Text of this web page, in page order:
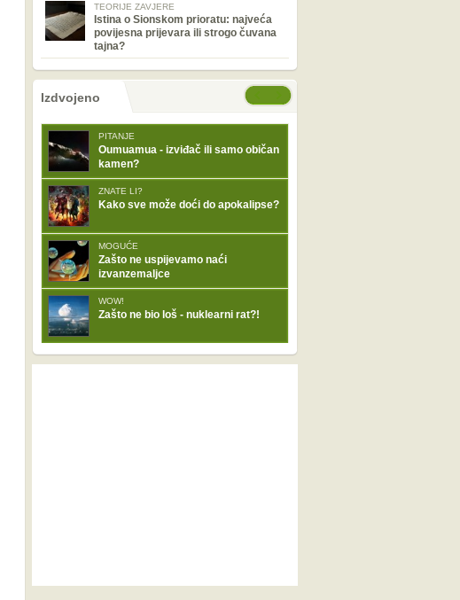
TEORIJE ZAVJERE
Istina o Sionskom prioratu: najveća
povijesna prijevara ili strogo čuvana
tajna?
prethodne stranice
nema sljedeće stranice
Izdvojeno
PITANJE
Oumuamua - izviđač ili samo običan
kamen?
ZNATE LI?
Kako sve može doći do apokalipse?
MOGUĆE
Zašto ne uspijevamo naći
izvanzemaljce
WOW!
Zašto ne bio loš - nuklearni rat?!